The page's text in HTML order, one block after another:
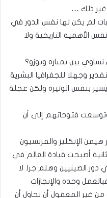
غير ذلك …
لم يكن لها نفس الدور في
الأهمية التاريخية ولا
بين بمباره وبوزو؟
وجهلا للجغرافيا البشرية
يسير بنفس الوتيرة ولكن عجلة
فتوحاتهم إلى أن
الإنكليز والفرنسيون
أصبحت قيادة العالم في
دور الصينيين وهلم جرا. لا
وحده والإنجازات
من غير المعقول أن نحاول أن